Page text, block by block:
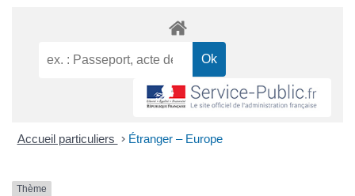
Accueil particuliers > Étranger – Europe
Thème